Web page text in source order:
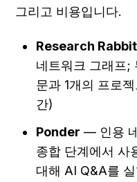
그리고 비용입니다.
Research Rabbit
네트워크 그래프;
문과 1개의 프로
간)
Ponder — 인용
종합 단계에서 사
대해 AI Q&A를 실